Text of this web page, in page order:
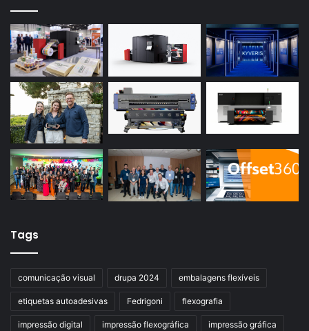
Tags
comunicação visual drupa 2024 embalagens flexíveis
etiquetas autoadesivas Fedrigoni flexografia
impressão digital impressão flexográfica impressão gráfica